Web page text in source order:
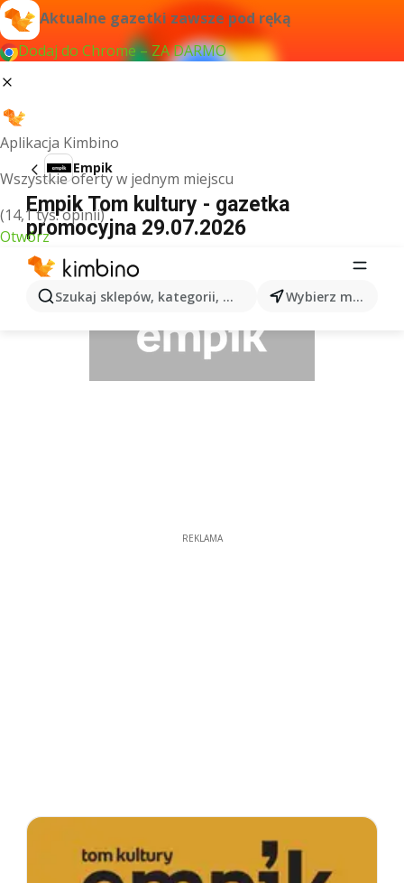
Aktualne gazetki zawsze pod ręką
Dodaj do Chrome – ZA DARMO
Aplikacja Kimbino
Wszystkie oferty w jednym miejscu
(14,1 tys. opinii)
Otwórz
Szukaj sklepów, kategorii, produktów... Wybierz miasto
Empik
Empik Tom kultury - gazetka
promocyjna 29.07.2026
REKLAMA